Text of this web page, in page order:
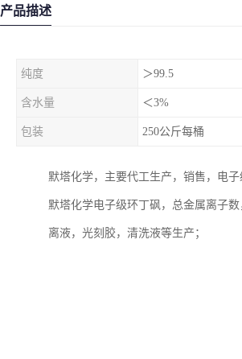
产品描述
纯度 ＞99.5
含水量 ＜3%
包装 250公斤每桶
默塔化学，主要代工生产，销售，电
默塔化学电子级环丁砜，总金属离子
离液，光刻胶，清洗液等生产；